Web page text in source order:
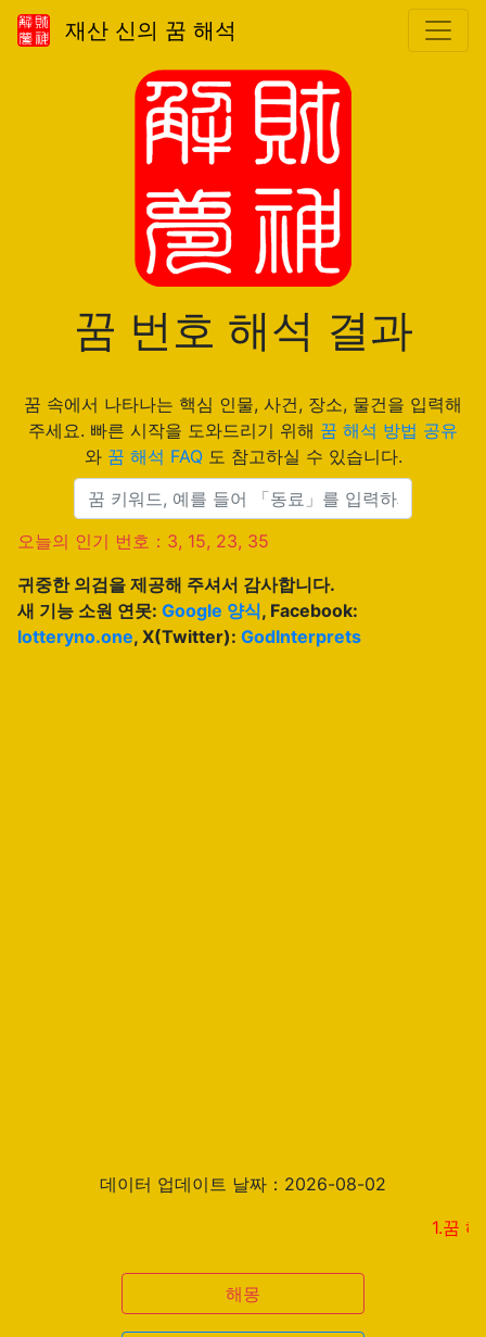
재산 신의 꿈 해석
꿈 번호 해석 결과
꿈 속에서 나타나는 핵심 인물, 사건, 장소, 물건을 입력해
주세요. 빠른 시작을 도와드리기 위해 꿈 해석 방법 공유
와 꿈 해석 FAQ도 참고하실 수 있습니다.
오늘의 인기 번호：3, 15, 23, 35
귀중한 의검을 제공해 주셔서 감사합니다.
새 기능 소원 연못: Google 양식, Facebook:
lotteryno.one, X(Twitter): GodInterprets
데이터 업데이트 날짜：2026-08-02
1.꿈 해몽 결
해몽